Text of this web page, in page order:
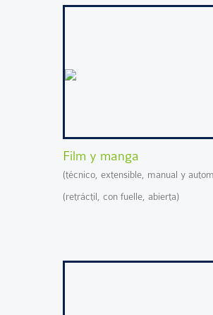
Film y manga
(técnico, extensible, manual y
(retráctil, con fuelle, abierta)